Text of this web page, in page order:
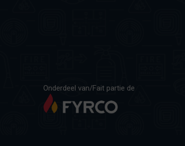
Onderdeel van/Fait partie de